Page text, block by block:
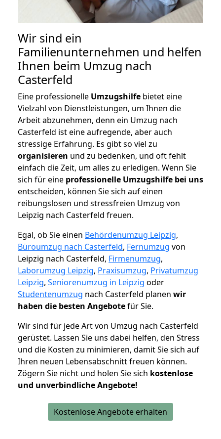
Wir sind ein
Familienunternehmen und helfen
Ihnen beim Umzug nach
Casterfeld
Eine professionelle Umzugshilfe bietet eine
Vielzahl von Dienstleistungen, um Ihnen die
Arbeit abzunehmen, denn ein Umzug nach
Casterfeld ist eine aufregende, aber auch
stressige Erfahrung. Es gibt so viel zu
organisieren und zu bedenken, und oft fehlt
einfach die Zeit, um alles zu erledigen. Wenn Sie
sich für eine professionelle Umzugshilfe bei uns
entscheiden, können Sie sich auf einen
reibungslosen und stressfreien Umzug von
Leipzig nach Casterfeld freuen.
Egal, ob Sie einen Behördenumzug Leipzig,
Büroumzug nach Casterfeld, Fernumzug von
Leipzig nach Casterfeld, Firmenumzug,
Laborumzug Leipzig, Praxisumzug, Privatumzug
Leipzig, Seniorenumzug in Leipzig oder
Studentenumzug nach Casterfeld planen wir
haben die besten Angebotefür Sie.
Wir sind für jede Art von Umzug nach Casterfeld
gerüstet. Lassen Sie uns dabei helfen, den Stress
und die Kosten zu minimieren, damit Sie sich auf
Ihren neuen Lebensabschnitt freuen können.
Zögern Sie nicht und holen Sie sich kostenlose
und unverbindliche Angebote!
Kostenlose Angebote erhalten